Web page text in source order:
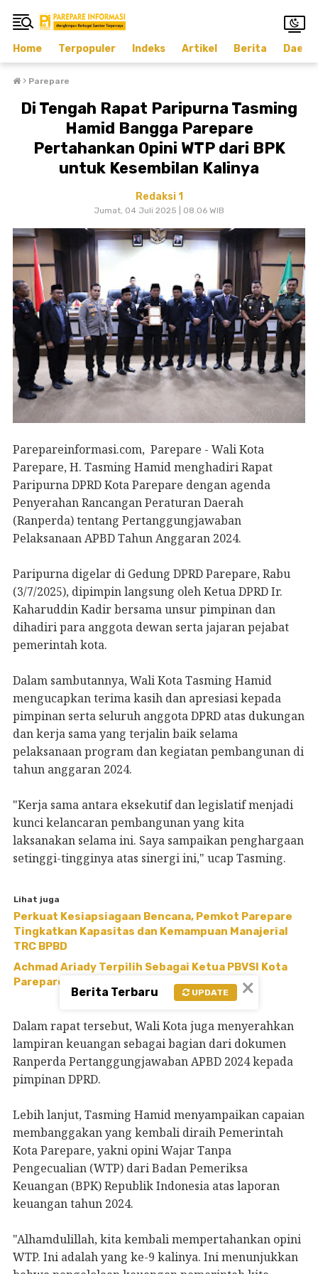
Home Terpopuler Indeks Artikel Berita
› Parepare
Di Tengah Rapat Paripurna Tasming
Hamid Bangga Parepare
Pertahankan Opini WTP dari BPK
untuk Kesembilan Kalinya
Redaksi 1
Jumat, 04 Juli 2025 | 08.06 WIB
Parepareinformasi.com, Parepare - Wali Kota
Parepare, H. Tasming Hamid menghadiri Rapat
Paripurna DPRD Kota Parepare dengan agenda
Penyerahan Rancangan Peraturan Daerah
(Ranperda) tentang Pertanggungjawaban
Pelaksanaan APBD Tahun Anggaran 2024.
Paripurna digelar di Gedung DPRD Parepare, Rabu
(3/7/2025), dipimpin langsung oleh Ketua DPRD Ir.
Kaharuddin Kadir bersama unsur pimpinan dan
dihadiri para anggota dewan serta jajaran pejabat
pemerintah kota.
Dalam sambutannya, Wali Kota Tasming Hamid
mengucapkan terima kasih dan apresiasi kepada
pimpinan serta seluruh anggota DPRD atas dukungan
dan kerja sama yang terjalin baik selama
pelaksanaan program dan kegiatan pembangunan di
tahun anggaran 2024.
"Kerja sama antara eksekutif dan legislatif menjadi
kunci kelancaran pembangunan yang kita
laksanakan selama ini. Saya sampaikan penghargaan
setinggi-tingginya atas sinergi ini," ucap Tasming.
Lihat juga
Perkuat Kesiapsiagaan Bencana, Pemkot Parepare
Tingkatkan Kapasitas dan Kemampuan Manajerial
TRC BPBD
Achmad Ariady Terpilih Sebagai Ketua PBVSI Kota
Parepare, Siap Genjot Prestasi Bola Voli
Dalam rapat tersebut, Wali Kota juga menyerahkan
lampiran keuangan sebagai bagian dari dokumen
Ranperda Pertanggungjawaban APBD 2024 kepada
pimpinan DPRD.
Lebih lanjut, Tasming Hamid menyampaikan capaian
membanggakan yang kembali diraih Pemerintah
Kota Parepare, yakni opini Wajar Tanpa
Pengecualian (WTP) dari Badan Pemeriksa
Keuangan (BPK) Republik Indonesia atas laporan
keuangan tahun 2024.
"Alhamdulillah, kita kembali mempertahankan opini
WTP. Ini adalah yang ke-9 kalinya. Ini menunjukkan
×
Berita Terbaru UPDATE